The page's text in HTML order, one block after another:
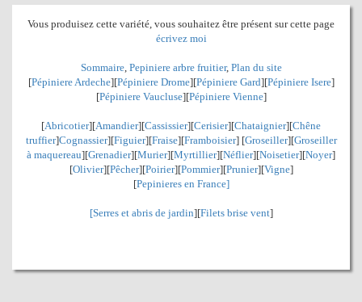
Vous produisez cette variété, vous souhaitez être présent sur cette page
écrivez moi
Sommaire, Pepiniere arbre fruitier, Plan du site
[Pépiniere Ardeche][Pépiniere Drome][Pépiniere Gard][Pépiniere Isere]
[Pépiniere Vaucluse][Pépiniere Vienne]
[Abricotier][Amandier][Cassissier][Cerisier][Chataignier][Chêne
truffier]Cognassier][Figuier][Fraise][Framboisier] [Groseiller][Groseiller
à maquereau][Grenadier][Murier][Myrtillier][Néflier][Noisetier][Noyer]
[Olivier][Pêcher][Poirier][Pommier][Prunier][Vigne]
[Pepinieres en France]
[Serres et abris de jardin][Filets brise vent]